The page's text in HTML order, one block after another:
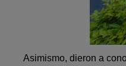
Asimismo, dieron a